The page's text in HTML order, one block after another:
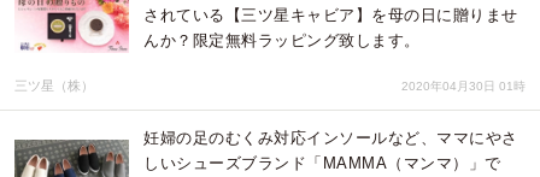
されている【三ツ星キャビア】を母の日に贈りませ
んか？限定無料ラッピング致します。
三ツ星（株） 2020年04月30日 01時
妊婦の足のむくみ対応インソールなど、ママにやさ
しいシューズブランド「MAMMA（マンマ）」で